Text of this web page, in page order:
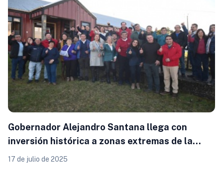
Gobernador Alejandro Santana llega con
inversión histórica a zonas extremas de la
Región de Los Lagos: salud digna y energía
17 de julio de 2025